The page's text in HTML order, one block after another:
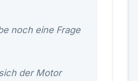
noch eine Frage
der Motor